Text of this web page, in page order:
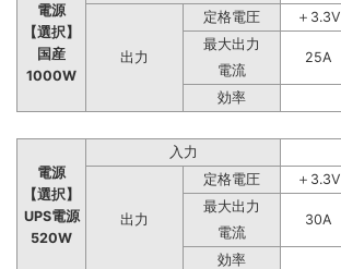
電源
【選択】
国産
1000W
出力
定格電圧 ＋3.3V
最大出力
25A
電流
効率
電源
【選択】
UPS電源
520W
入力
出力
定格電圧 ＋3.3V
最大出力
30A
電流
効率